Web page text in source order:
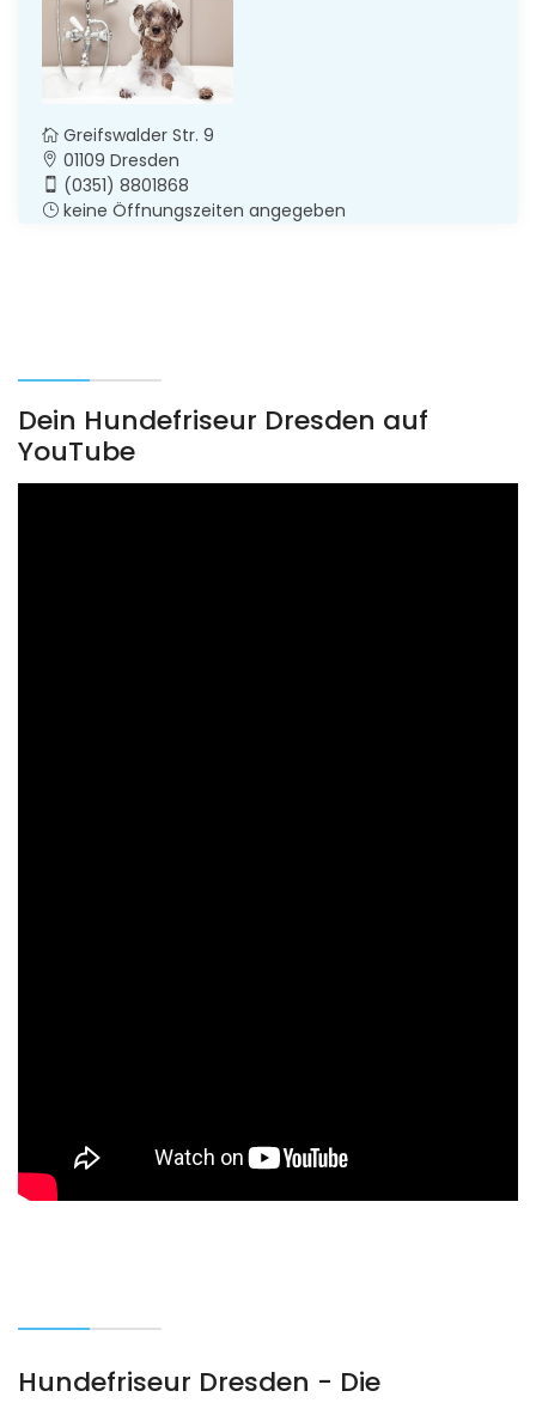
Greifswalder Str. 9
01109 Dresden
(0351) 8801868
keine Öffnungszeiten angegeben
Dein Hundefriseur Dresden auf
YouTube
Hundefriseur Dresden - Die